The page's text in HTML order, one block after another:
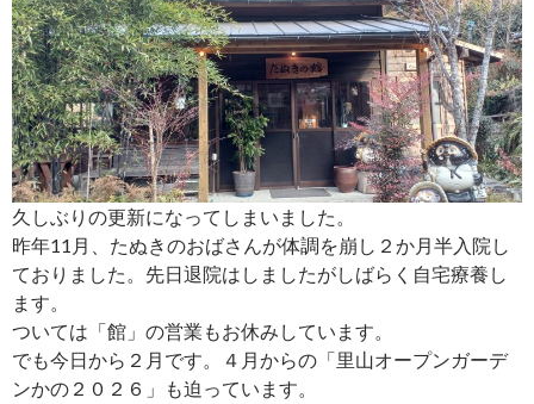
久しぶりの更新になってしまいました。
昨年11月、たぬきのおばさんが体調を崩し２か月半入院し
ておりました。先日退院はしましたがしばらく自宅療養し
ます。
ついては「館」の営業もお休みしています。
でも今日から２月です。４月からの「里山オープンガーデ
ンかの２０２６」も迫っています。